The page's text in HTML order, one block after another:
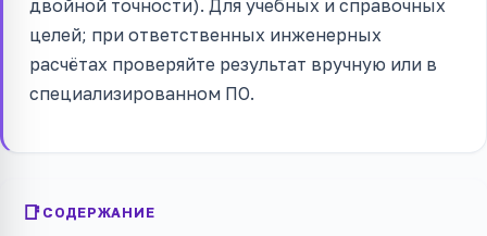
двойной точности). Для учебных и справочных
целей; при ответственных инженерных
расчётах проверяйте результат вручную или в
специализированном ПО.
СОДЕРЖАНИЕ